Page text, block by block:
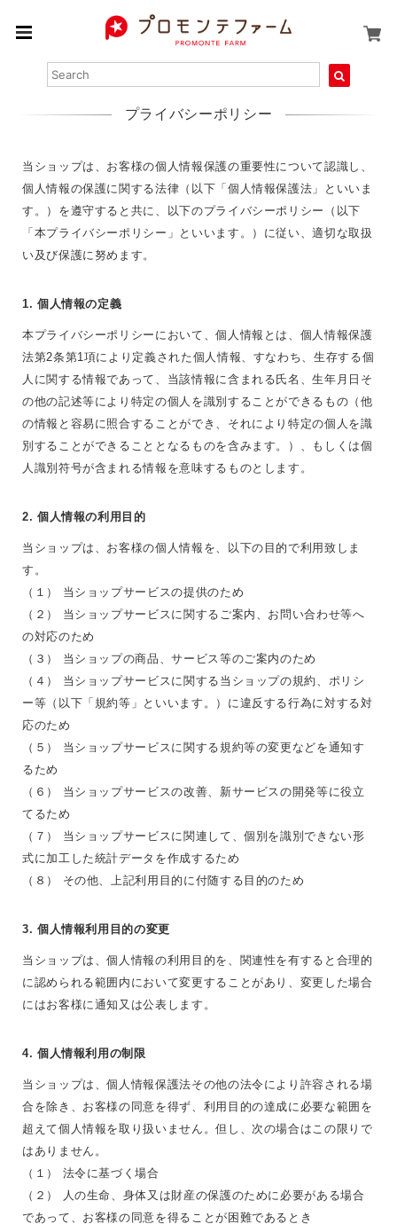
プライバシーポリシー
当ショップは、お客様の個人情報保護の重要性について認識し、
個人情報の保護に関する法律（以下「個人情報保護法」といいま
す。）を遵守すると共に、以下のプライバシーポリシー（以下
「本プライバシーポリシー」といいます。）に従い、適切な取扱
い及び保護に努めます。
1. 個人情報の定義
本プライバシーポリシーにおいて、個人情報とは、個人情報保護
法第2条第1項により定義された個人情報、すなわち、生存する個
人に関する情報であって、当該情報に含まれる氏名、生年月日そ
の他の記述等により特定の個人を識別することができるもの（他
の情報と容易に照合することができ、それにより特定の個人を識
別することができることとなるものを含みます。）、もしくは個
人識別符号が含まれる情報を意味するものとします。
2. 個人情報の利用目的
当ショップは、お客様の個人情報を、以下の目的で利用致しま
す。
（１） 当ショップサービスの提供のため
（２） 当ショップサービスに関するご案内、お問い合わせ等へ
の対応のため
（３） 当ショップの商品、サービス等のご案内のため
（４） 当ショップサービスに関する当ショップの規約、ポリシ
ー等（以下「規約等」といいます。）に違反する行為に対する対
応のため
（５） 当ショップサービスに関する規約等の変更などを通知す
るため
（６） 当ショップサービスの改善、新サービスの開発等に役立
てるため
（７） 当ショップサービスに関連して、個別を識別できない形
式に加工した統計データを作成するため
（８） その他、上記利用目的に付随する目的のため
3. 個人情報利用目的の変更
当ショップは、個人情報の利用目的を、関連性を有すると合理的
に認められる範囲内において変更することがあり、変更した場合
にはお客様に通知又は公表します。
4. 個人情報利用の制限
当ショップは、個人情報保護法その他の法令により許容される場
合を除き、お客様の同意を得ず、利用目的の達成に必要な範囲を
超えて個人情報を取り扱いません。但し、次の場合はこの限りで
はありません。
（１） 法令に基づく場合
（２） 人の生命、身体又は財産の保護のために必要がある場合
であって、お客様の同意を得ることが困難であるとき